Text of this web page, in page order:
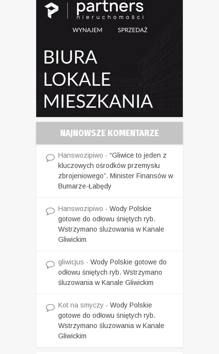
NAJNOWSZE KOMENTARZE
Hanswozipiwo - “Gliwice to jeden z
kluczowych ośrodków przemysłu
zbrojeniowego”. Minister Finansów w
Bumarze-Łabędy
Hanswozipiwo - Wody Polskie
gotowe do odłowu śniętych ryb.
Wstrzymano śluzowania w Kanale
Gliwickim
gliwicjus - Wody Polskie gotowe do
odłowu śniętych ryb. Wstrzymano
śluzowania w Kanale Gliwickim
Kot na smyczy - Wody Polskie
gotowe do odłowu śniętych ryb.
Wstrzymano śluzowania w Kanale
Gliwickim